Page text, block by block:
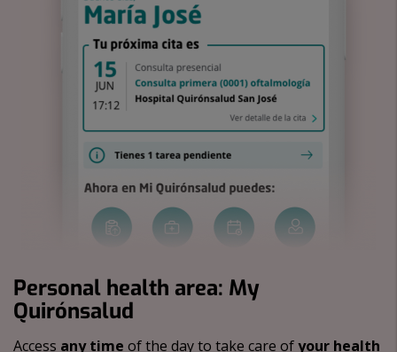
Personal health area: My
Quirónsalud
Access any time of the day to take care ofyour health